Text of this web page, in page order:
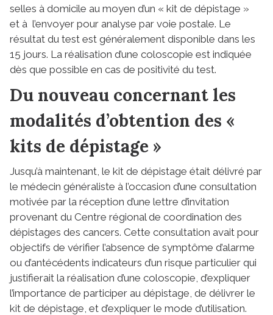
selles à domicile au moyen d’un « kit de dépistage »
et à l’envoyer pour analyse par voie postale. Le
résultat du test est généralement disponible dans les
15 jours. La réalisation d’une coloscopie est indiquée
dès que possible en cas de positivité du test.
Du nouveau concernant les
modalités d’obtention des «
kits de dépistage »
Jusqu’à maintenant, le kit de dépistage était délivré par
le médecin généraliste à l’occasion d’une consultation
motivée par la réception d’une lettre d’invitation
provenant du Centre régional de coordination des
dépistages des cancers. Cette consultation avait pour
objectifs de vérifier l’absence de symptôme d’alarme
ou d’antécédents indicateurs d’un risque particulier qui
justifierait la réalisation d’une coloscopie, d’expliquer
l’importance de participer au dépistage, de délivrer le
kit de dépistage, et d’expliquer le mode d’utilisation.